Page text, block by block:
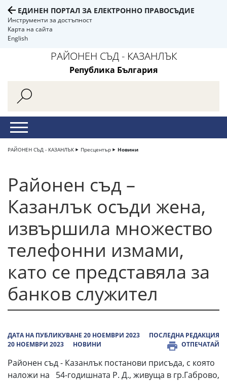
ЕДИНЕН ПОРТАЛ ЗА ЕЛЕКТРОННО ПРАВОСЪДИЕ
Инструменти за достъпност
Карта на сайта
English
РАЙОНЕН СЪД - КАЗАНЛЪК
Република България
РАЙОНЕН СЪД - КАЗАНЛЪК Пресцентър Новини
Районен съд –
Казанлък осъди жена,
извършила множество
телефонни измами,
като се представяла за
банков служител
ДАТА НА ПУБЛИКУВАНЕ 20 НОЕМВРИ 2023
ПОСЛЕДНА РЕДАКЦИЯ
20 НОЕМВРИ 2023
НОВИНИ ОТПЕЧАТАЙ
Районен съд - Казанлък постанови присъда, с която
наложи на 54-годишната Р. Д., живуща в гр.Габрово,